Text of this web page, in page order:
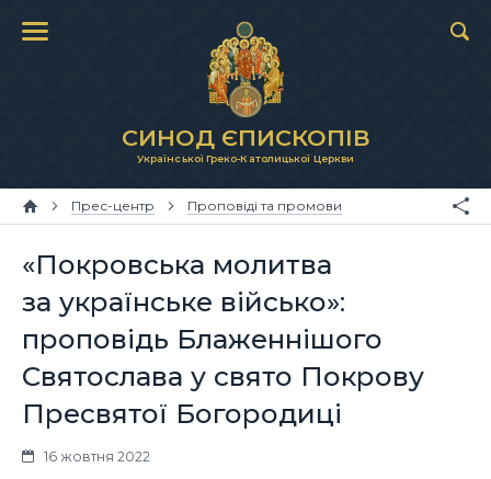
СИНОД ЄПИСКОПІВ
Української Греко-Католицької Церкви
Прес-центр Проповіді та промови
«Покровська молитва
за українське військо»:
проповідь Блаженнішого
Святослава у свято Покрову
Пресвятої Богородиці
16 жовтня 2022